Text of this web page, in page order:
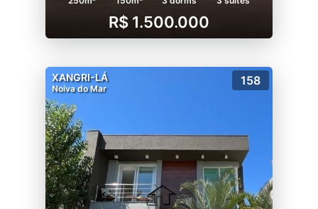
R$ 1.500.000
XANGRI-LÁ
Noiva do Mar
158